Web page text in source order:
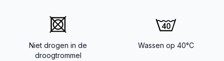
Niet drogen in de
droogtrommel
Wassen op 40°C